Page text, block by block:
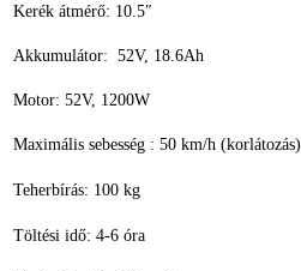
Kerék átmérő: 10.5″
Akkumulátor: 52V, 18.6Ah
Motor: 52V, 1200W
Maximális sebesség : 50 km/h (korlátozás)
Teherbírás: 100 kg
Töltési idő: 4-6 óra